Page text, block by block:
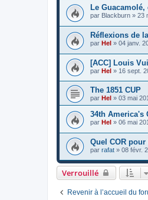
Le
par Blackburn » 23
Réflexions de
par Hel » 04 janv.
[ACC] Louis
par Hel » 16 sept.
The 1851 CUP
par Hel » 03 mai
34th America's
par Hel » 06 mai
Quel COR
par rafat » 08 févr.
Verrouillé
Revenir à l’accueil du